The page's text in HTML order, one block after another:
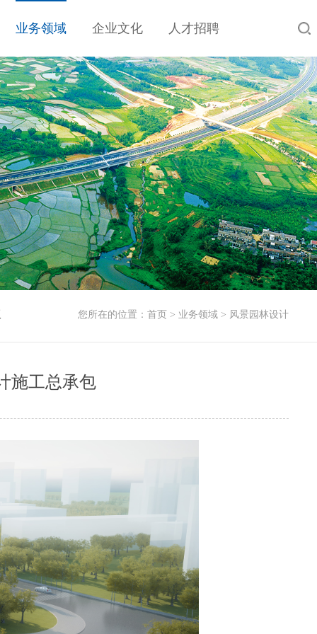
业务领域 企业文化 人才招聘
您所在的位置： 首页 > 业务领域> 风景园林设计
施工总承包